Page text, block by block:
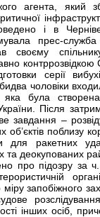
агента, який
і в
прес-
своєму
контррозвідкою
серії
чоловіки
яка була
Після
завдання –
об’єктів поблизу
для ракетних
та деокупованих
про підозру за
запобіжного
інших осіб,